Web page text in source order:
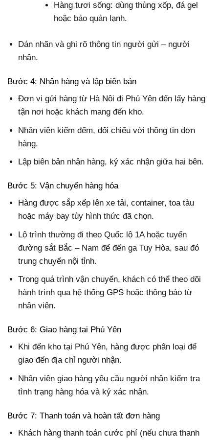
Hàng tươi sống: dùng thùng xốp, đá gel
hoặc bảo quản lạnh.
Dán nhãn và ghi rõ thông tin người gửi – người
nhận.
Bước 4: Nhận hàng và lập biên bản
Đơn vị gửi hàng từ Hà Nội đi Phú Yên đến lấy hàng
tận nơi hoặc khách mang đến kho.
Nhân viên kiểm đếm, đối chiếu với thông tin đơn
hàng.
Lập biên bản nhận hàng, ký xác nhận giữa hai bên.
Bước 5: Vận chuyển hàng hóa
Hàng được sắp xếp lên xe tải, container, toa tàu
hoặc máy bay tùy hình thức đã chọn.
Lộ trình thường đi theo Quốc lộ 1A hoặc tuyến
đường sắt Bắc – Nam để đến ga Tuy Hòa, sau đó
trung chuyển nội tỉnh.
Trong quá trình vận chuyển, khách có thể theo dõi
hành trình qua hệ thống GPS hoặc thông báo từ
nhân viên.
Bước 6: Giao hàng tại Phú Yên
Khi đến kho tại Phú Yên, hàng được phân loại để
giao đến địa chỉ người nhận.
Nhân viên giao hàng yêu cầu người nhận kiểm tra
tình trạng hàng hóa và ký xác nhận.
Bước 7: Thanh toán và hoàn tất đơn hàng
Khách hàng thanh toán cước phí (nếu chưa thanh